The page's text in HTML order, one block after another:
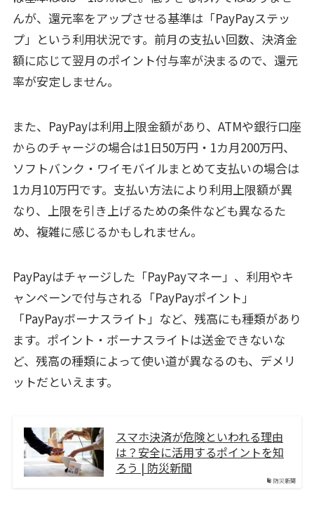
んが、還元率をアップさせる基準は「PayPayステッ
プ」という利用状況です。前月の支払い回数、決済金
額に応じて翌月のポイント付与率が決まるので、還元
率が安定しません。
また、PayPayは利用上限金額があり、ATMや銀行口座
からのチャージの場合は1日50万円・1カ月200万円、
ソフトバンク・ワイモバイルまとめて支払いの場合は
1カ月10万円です。支払い方法により利用上限額が異
なり、上限を引き上げるための条件なども異なるた
め、複雑に感じるかもしれません。
PayPayはチャージした「PayPayマネー」、利用やキ
ャンペーンで付与される「PayPayポイント」
「PayPayボーナスライト」など、残高にも種類があり
ます。ポイント・ボーナスライトは送金できないな
ど、残高の種類によって使い道が異なるのも、デメリ
ットだといえます。
防災新聞
スマホ決済が危険といわれる理由
は？安全に活用するポイントを知
ろう | 防災新聞